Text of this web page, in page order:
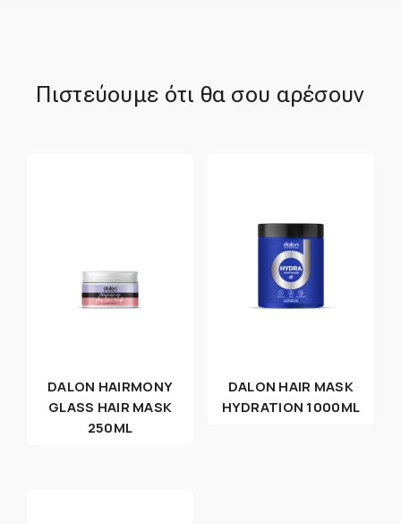
Πιστεύουμε ότι θα σου αρέσουν
DALON HAIRMONY
GLASS HAIR MASK
250ML
DALON HAIR MASK
HYDRATION 1000ML